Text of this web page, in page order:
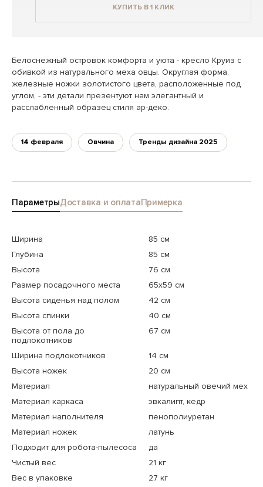
КУПИТЬ В 1 КЛИК
Белоснежный островок комфорта и уюта - кресло Круиз с
обивкой из натурального меха овцы. Округлая форма,
железные ножки золотистого цвета, расположенные под
углом, - эти детали презентуют нам элегантный и
расслабленный образец стиля ар-деко.
14 февраля Овчина Тренды дизайна 2025
ПараметрыДоставка и оплатаПримерка
Ширина
85 см
Глубина
85 см
Высота
76 см
Размер посадочного места
65x59 см
Высота сиденья над полом
42 см
Высота спинки
40 см
Высота от пола до
подлокотников
67 см
Ширина подлокотников
14 см
Высота ножек
20 см
Материал
натуральный овечий мех
Материал каркаса
эвкалипт, кедр
Материал наполнителя
пенополиуретан
Материал ножек
латунь
Подходит для робота-пылесоса
да
Чистый вес
21 кг
Вес в упаковке
27 кг